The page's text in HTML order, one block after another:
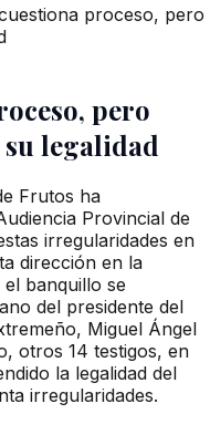
proceso, pero
pero
legalidad
Frutos ha
Provincial de
irregularidades en
dirección en la
el banquillo se
del presidente del
Miguel Ángel
otros 14 testigos, en
la legalidad del
irregularidades.